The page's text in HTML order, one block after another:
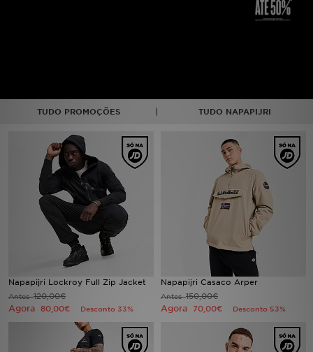
TUDO PROMOÇÕES TUDO NAPAPIJRI
Napapijri Lockroy Full Zip Jacket
Antes120,00€
Agora 80,00€ Desconto 33%
Napapijri Casaco Arper
Antes150,00€
Agora 70,00€ Desconto 53%
VER MARCAS
LOCALIZADOR DE LOJAS
MENSAGENS
BLOG
SUBSCREVE
ESTADO DO TEU PEDIDO